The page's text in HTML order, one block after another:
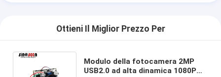
Ottieni Il Miglior Prezzo Per
Modulo della fotocamera 2MP
USB2.0 ad alta dinamica 1080P